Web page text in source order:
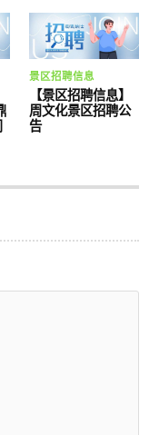
景区招聘信息
【景区招聘信息】
周文化景区招聘公
告